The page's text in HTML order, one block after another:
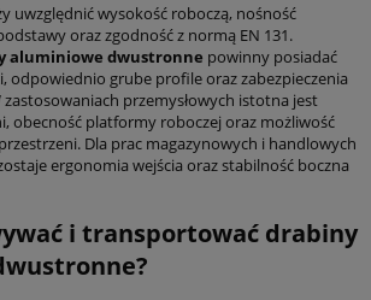
uwzględnić wysokość roboczą, nośność
oraz zgodność z normą EN 131.
aluminiowe dwustronne powinny posiadać
odpowiednio grube profile oraz zabezpieczenia
przemysłowych istotna jest
obecność platformy roboczej oraz możliwość
Dla prac magazynowych i handlowych
ergonomia wejścia oraz stabilność boczna
i transportować drabiny